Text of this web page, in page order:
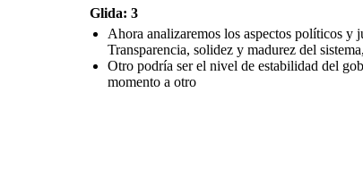
Glida: 3
Ahora analizaremos los aspectos políticos y
Transparencia, solidez y madurez del
Otro podría ser el nivel de estabilidad del
momento a otro